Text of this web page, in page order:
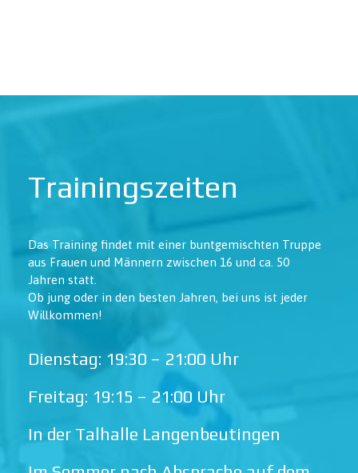
Trainingszeiten
Das Training findet mit einer buntgemischten Truppe
aus Frauen und Männern zwischen 16 und ca. 50
Jahren statt.
Ob jung oder in den besten Jahren, bei uns ist jeder
Willkommen!
Dienstag: 19:30 – 21:00 Uhr
Freitag: 19:15 – 21:00 Uhr
In der Talhalle Langenbeutingen